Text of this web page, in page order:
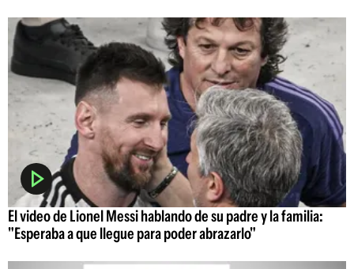
El video de Lionel Messi hablando de su padre y la familia:
"Esperaba a que llegue para poder abrazarlo"